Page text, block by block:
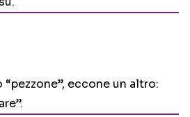
eccone un altro: